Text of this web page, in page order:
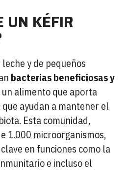
UN KÉFIR
y de pequeños
bacterias beneficiosas y
alimento que aporta
ayudan a mantener el
Esta comunidad,
1.000 microorganismos,
en funciones como la
e incluso el